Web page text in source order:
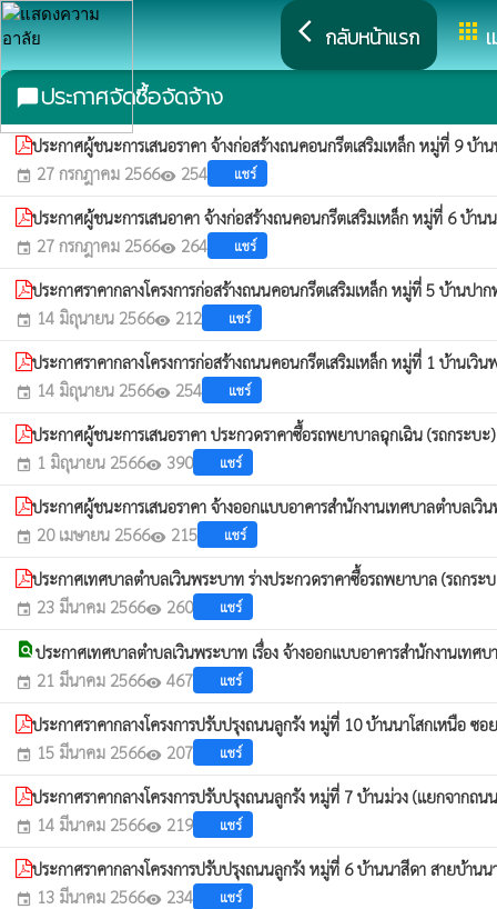
arrow_back_ios กลับหน้าแรก apps
chat_bubbleประกาศจัดซื้อจัดจ้าง
ประกาศผู้ชนะการเสนอราคา จ้างก่อสร้างถนคอนกรีตเสริมเหล็ก หมู่ที่ 9
event 27 กรกฎาคม 2566visibility 254 แชร์
ประกาศผู้ชนะการเสนอาคา จ้างก่อสร้างถนคอนกรีตเสริมเหล็ก หมู่ที่ 6 บ้า
event 27 กรกฎาคม 2566visibility 264 แชร์
ประกาศราคากลางโครงการก่อสร้างถนนคอนกรีตเสริมเหล็ก หมู่ที่ 5 บ้าน
event 14 มิถุนายน 2566visibility 212 แชร์
ประกาศราคากลางโครงการก่อสร้างถนนคอนกรีตเสริมเหล็ก หมู่ที่ 1 บ้านเวิ
event 14 มิถุนายน 2566visibility 254 แชร์
ประกาศผู้ชนะการเสนอราคา ประกวดราคาซื้อรถพยาบาลฉุกเฉิน (รถกระ
event 1 มิถุนายน 2566visibility 390 แชร์
ประกาศผู้ชนะการเสนอราคา จ้างออกแบบอาคารสำนักงานเทศบาลตำบล
event 20 เมษายน 2566visibility 215 แชร์
ประกาศเทศบาลตำบลเวินพระบาท ร่างประกวดราคาซื้อรถพยาบาล (รถก
event 23 มีนาคม 2566visibility 260 แชร์
find_in_pageประกาศเทศบาลตำบลเวินพระบาท เรื่อง จ้างออกแบบอาคารสำนักงานเ
event 21 มีนาคม 2566visibility 467 แชร์
ประกาศราคากลางโครงการปรับปรุงถนนลูกรัง หมู่ที่ 10 บ้านนาโสกเหนือ
event 15 มีนาคม 2566visibility 207 แชร์
ประกาศราคากลางโครงการปรับปรุงถนนลูกรัง หมู่ที่ 7 บ้านม่วง (แยกจาก
event 14 มีนาคม 2566visibility 219 แชร์
ประกาศราคากลางโครงการปรับปรุงถนนลูกรัง หมู่ที่ 6 บ้านนาสีดา สายบ้าน
event 13 มีนาคม 2566visibility 234 แชร์